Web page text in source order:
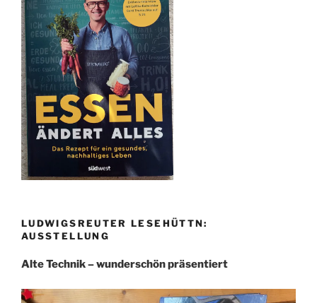
LUDWIGSREUTER LESEHÜTTN:
AUSSTELLUNG
Alte Technik – wunderschön präsentiert